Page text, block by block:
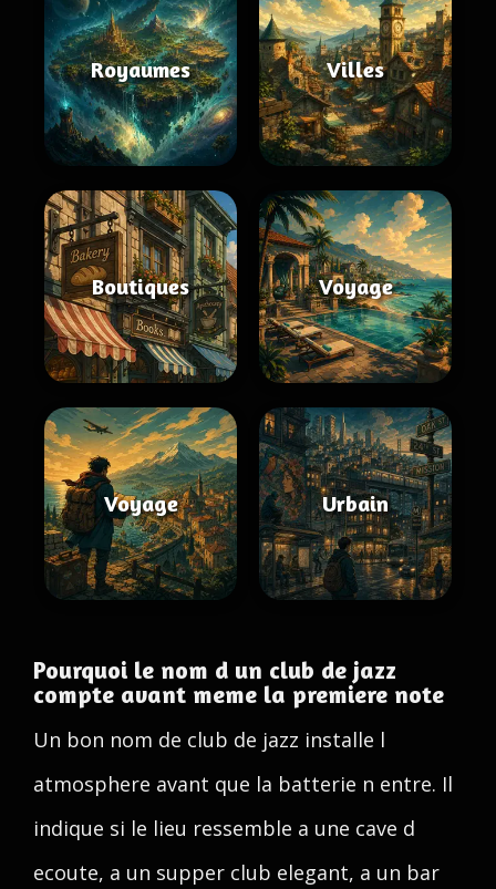
Royaumes Villes
Boutiques Voyage
Voyage Urbain
Pourquoi le nom d un club de jazz
compte avant meme la premiere note
Un bon nom de club de jazz installe l
atmosphere avant que la batterie n entre. Il
indique si le lieu ressemble a une cave d
ecoute, a un supper club elegant, a un bar